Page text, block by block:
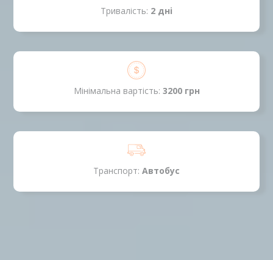
Тривалість: 2 днi
Мінімальна вартість: 3200 грн
Транспорт: Автобус